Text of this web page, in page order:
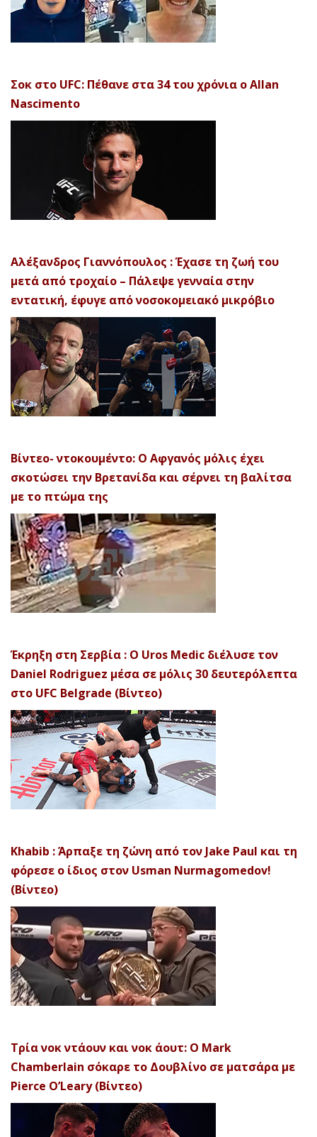
Σοκ στο UFC: Πέθανε στα 34 του χρόνια ο Allan
Nascimento
Αλέξανδρος Γιαννόπουλος : Έχασε τη ζωή του
μετά από τροχαίο – Πάλεψε γενναία στην
εντατική, έφυγε από νοσοκομειακό μικρόβιο
Βίντεο- ντοκουμέντο: Ο Αφγανός μόλις έχει
σκοτώσει την Βρετανίδα και σέρνει τη βαλίτσα
με το πτώμα της
Έκρηξη στη Σερβία : Ο Uros Medic διέλυσε τον
Daniel Rodriguez μέσα σε μόλις 30 δευτερόλεπτα
στο UFC Belgrade (Βίντεο)
Khabib : Άρπαξε τη ζώνη από τον Jake Paul και τη
φόρεσε ο ίδιος στον Usman Nurmagomedov!
(Βίντεο)
Τρία νοκ ντάουν και νοκ άουτ: Ο Mark
Chamberlain σόκαρε το Δουβλίνο σε ματσάρα με
Pierce O’Leary (Βίντεο)